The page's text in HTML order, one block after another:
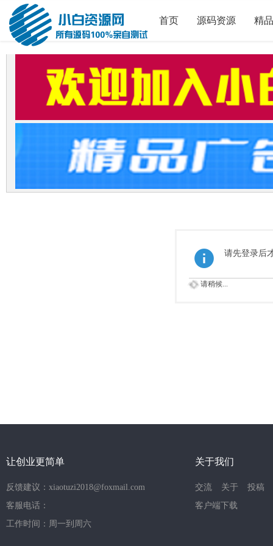
首页 源码资源 精
请先登录后
请稍候...
让创业更简单
反馈建议：xiaotuzi2018@foxmail.com
客服电话：
工作时间：周一到周六
关于我们
交流 关于
投稿
客户端下载